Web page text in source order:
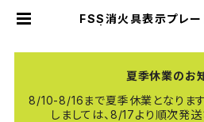
FSS消火具表示プレ
夏季休業のお
8/10-8/16まで夏季休業となりま
しましては、8/17より順次発送